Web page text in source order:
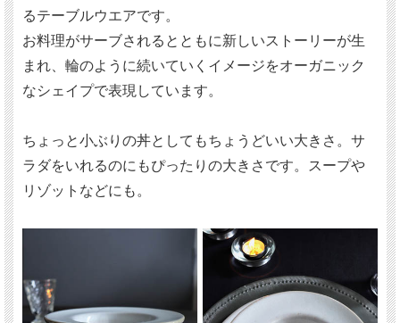
るテーブルウエアです。
お料理がサーブされるとともに新しいストーリーが生
まれ、輪のように続いていくイメージをオーガニック
なシェイプで表現しています。
ちょっと小ぶりの丼としてもちょうどいい大きさ。サ
ラダをいれるのにもぴったりの大きさです。スープや
リゾットなどにも。